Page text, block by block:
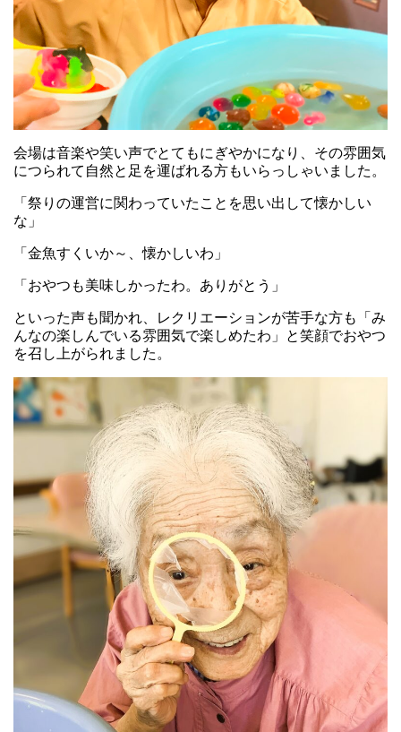
会場は音楽や笑い声でとてもにぎやかになり、その雰囲気
につられて自然と足を運ばれる方もいらっしゃいました。
「祭りの運営に関わっていたことを思い出して懐かしい
な」
「金魚すくいか～、懐かしいわ」
「おやつも美味しかったわ。ありがとう」
といった声も聞かれ、レクリエーションが苦手な方も「み
んなの楽しんでいる雰囲気で楽しめたわ」と笑顔でおやつ
を召し上がられました。